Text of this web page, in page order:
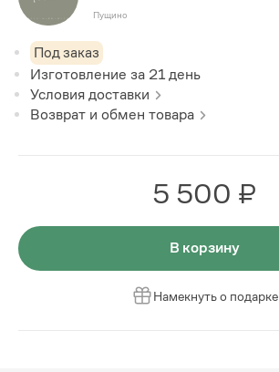
Пущино
Под заказ
Изготовление за 21 день
Условия доставки
Возврат и обмен товара
5 500 ₽
В корзину
Намекнуть о подарке